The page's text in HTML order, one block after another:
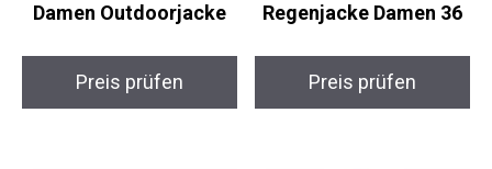
Damen Outdoorjacke
Preis prüfen
Regenjacke Damen 36
Preis prüfen